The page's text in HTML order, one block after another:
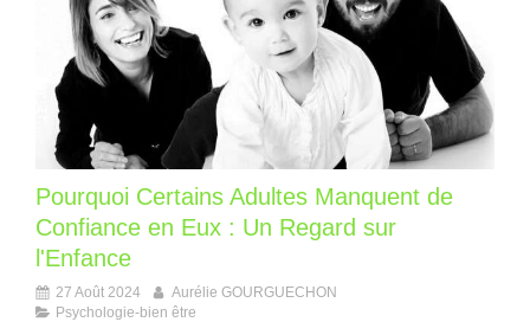
Pourquoi Certains Adultes Manquent de
Confiance en Eux : Un Regard sur
l'Enfance
27 Août 2024
Aurélie GOURGUECHON
Psychologie-bien être